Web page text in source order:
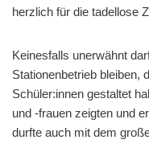
herzlich für die tadellose
Keinesfalls unerwähnt
Stationenbetrieb bleiben,
Schüler:innen gestaltet
und -frauen zeigten und
durfte auch mit dem